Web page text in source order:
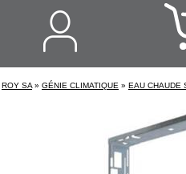
ROY SA » GÉNIE CLIMATIQUE » EAU CHAUDE